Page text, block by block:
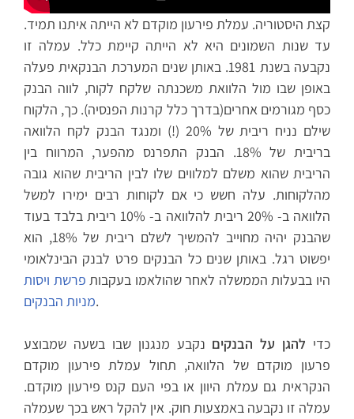
קצת היסטוריה. עמלת פירעון מוקדם לא הייתה איתנו תמיד.
עד שנות השמונים היא לא הייתה קיימת כלל. עמלה זו
נקבעה בשנת 1981. באותן שנים המערכת הבנקאית פעלה
באופן שבו מול הלוואת משכנתה שלקח לקוח, לווה הבנק
כסף מגורמים אחרים(בדרך כלל קרנות הפנסיה). כך, הלקוח
שילם נניח ריבית של 20% (!) ומנגד הבנק לקח הלוואה
בריבית של 18%. הבנק התפרנס מהפער, המרווח בין
הריבית שהוא משלם למלווים שלו לבין הריבית שהוא גובה
מהלקוחות. עלה חשש כי אם לקוחות רבים ימירו למשל
הלוואה ב- 20% ריבית להלוואה ב- 10% ריבית בלבד בעוד
שהבנק יהיה מחוייב להמשיך לשלם ריבית של 18%, הוא
יפשוט רגל. באותן שנים כל הבנקים פרט לבנק הבינלאומי
היו בבעלות הממשלה לאחר שהולאמו בעקבות פרשת ויסות
מניות הבנקים.
כדי להגן על הבנקים נקבע מנגנון שבו בשעה שמבוצע
פרעון מוקדם של הלוואה, תחול עמלת פירעון מוקדם
הנקראית גם עמלת היוון או בפי העם קנס פירעון מוקדם.
עמלה זו נקבעה באמצעות חוק. אין להקל ראש בכך שעמלה